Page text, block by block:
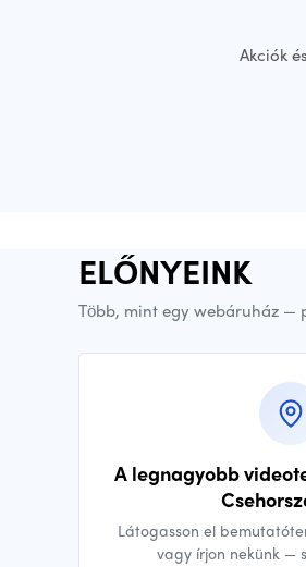
Akciók
ELŐNYEINK
Több, mint egy webáruház —
A legnagyobb
Látogasson el
vagy írjon nekünk —